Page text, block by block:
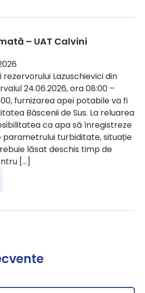
– UAT Calvini
rezervorului Lazuschievici din
24.06.2026, ora 08:00 –
furnizarea apei potabile va fi
Bâscenii de Sus. La reluarea
ca apa să înregistreze
parametrului turbiditate, situație
lăsat deschis timp de
[…]